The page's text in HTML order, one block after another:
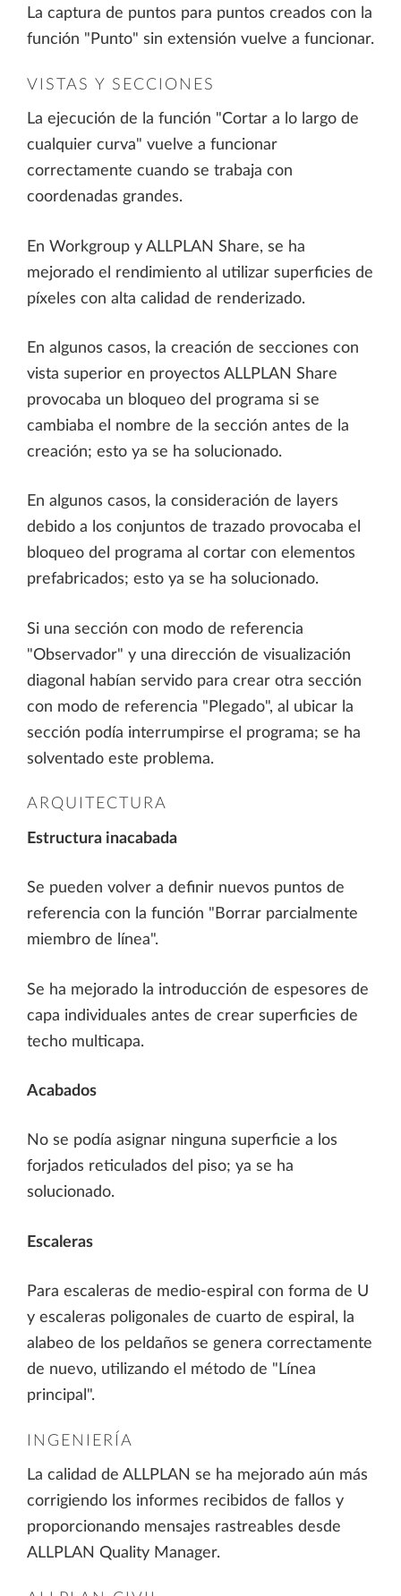
La captura de puntos para puntos creados con la
función "Punto" sin extensión vuelve a funcionar.
VISTAS Y SECCIONES
La ejecución de la función "Cortar a lo largo de
cualquier curva" vuelve a funcionar
correctamente cuando se trabaja con
coordenadas grandes.
En Workgroup y ALLPLAN Share, se ha
mejorado el rendimiento al utilizar superficies de
píxeles con alta calidad de renderizado.
En algunos casos, la creación de secciones con
vista superior en proyectos ALLPLAN Share
provocaba un bloqueo del programa si se
cambiaba el nombre de la sección antes de la
creación; esto ya se ha solucionado.
En algunos casos, la consideración de layers
debido a los conjuntos de trazado provocaba el
bloqueo del programa al cortar con elementos
prefabricados; esto ya se ha solucionado.
Si una sección con modo de referencia
"Observador" y una dirección de visualización
diagonal habían servido para crear otra sección
con modo de referencia "Plegado", al ubicar la
sección podía interrumpirse el programa; se ha
solventado este problema.
ARQUITECTURA
Estructura inacabada
Se pueden volver a definir nuevos puntos de
referencia con la función "Borrar parcialmente
miembro de línea".
Se ha mejorado la introducción de espesores de
capa individuales antes de crear superficies de
techo multicapa.
Acabados
No se podía asignar ninguna superficie a los
forjados reticulados del piso; ya se ha
solucionado.
Escaleras
Para escaleras de medio-espiral con forma de U
y escaleras poligonales de cuarto de espiral, la
alabeo de los peldaños se genera correctamente
de nuevo, utilizando el método de "Línea
principal".
INGENIERÍA
La calidad de ALLPLAN se ha mejorado aún más
corrigiendo los informes recibidos de fallos y
proporcionando mensajes rastreables desde
ALLPLAN Quality Manager.